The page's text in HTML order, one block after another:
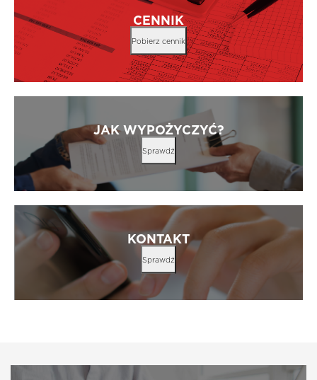
CENNIK
Pobierz cennik
JAK WYPOŻYCZYĆ?
Sprawdź
KONTAKT
Sprawdź